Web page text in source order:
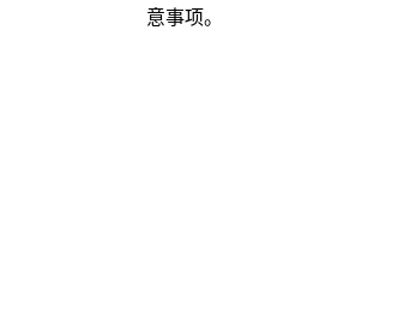
意事项。